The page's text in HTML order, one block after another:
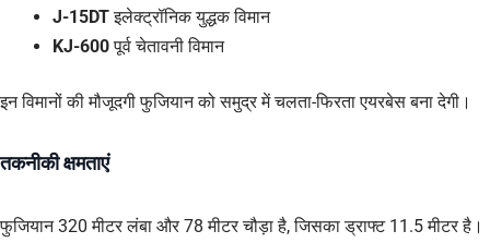
J-15DTइलेक्ट्रॉनिक युद्धक विमान
KJ-600पूर्व चेतावनी विमान
इन विमानों की मौजूदगी फुजियान को समुद्र में चलता-फिरता एयरबेस बना देगी।
तकनीकी क्षमताएं
फुजियान 320 मीटर लंबा और 78 मीटर चौड़ा है, जिसका ड्राफ्ट 11.5 मीटर है।